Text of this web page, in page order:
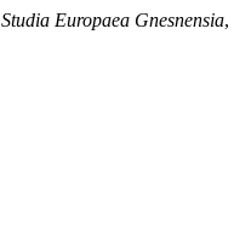
Studia Europaea Gnesnensia,